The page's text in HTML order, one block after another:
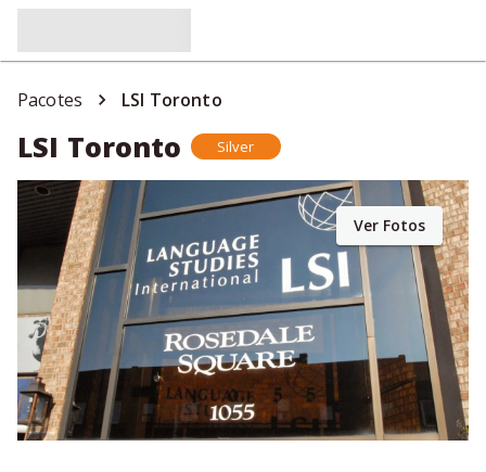
Pacotes LSI Toronto
LSI Toronto Silver
Ver Fotos